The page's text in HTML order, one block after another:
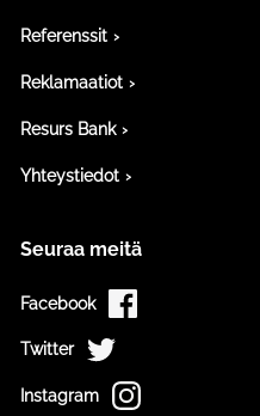
Referenssit
Reklamaatiot
Resurs Bank
Yhteystiedot
Seuraa meitä
Facebook
Twitter
Instagram